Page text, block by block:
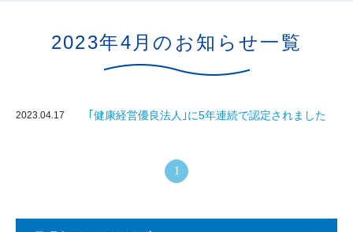
2023年4月のお知らせ一覧
2023.04.17 ｢健康経営優良法人｣に5年連続で認定されました
1